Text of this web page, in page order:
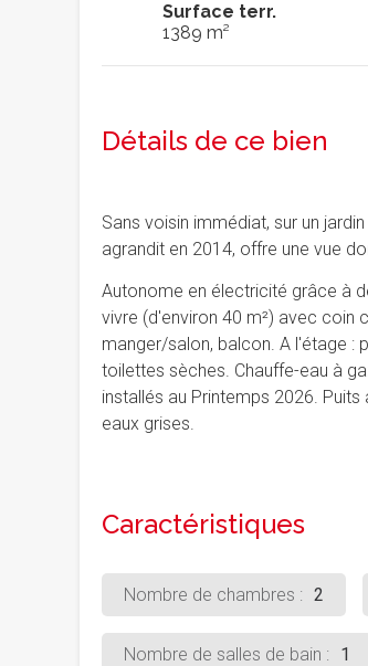
Surface terr.
1389 m²
Détails de ce bien
Sans voisin immédiat, sur un
agrandit en 2014, offre une vue
Autonome en électricité grâce à
vivre (d'environ 40 m²) avec coin
manger/salon, balcon. A l'étage :
toilettes sèches. Chauffe-eau à
installés au Printemps 2026.
eaux grises.
Caractéristiques
Nombre de chambres : 2
Nombre de salles de bain : 1